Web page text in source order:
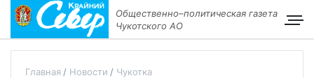
Общественно–политическая газета
Чукотского АО
Главная Новости
Чукотка